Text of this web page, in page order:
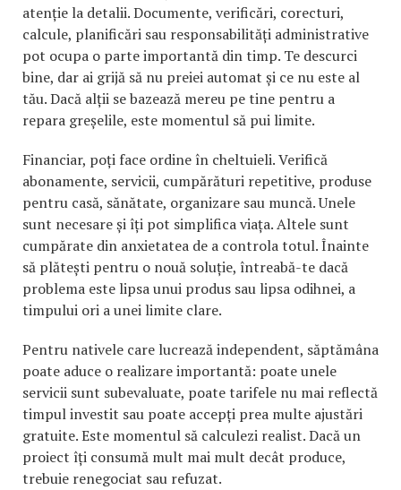
atenție la detalii. Documente, verificări, corecturi,
calcule, planificări sau responsabilități administrative
pot ocupa o parte importantă din timp. Te descurci
bine, dar ai grijă să nu preiei automat și ce nu este al
tău. Dacă alții se bazează mereu pe tine pentru a
repara greșelile, este momentul să pui limite.
Financiar, poți face ordine în cheltuieli. Verifică
abonamente, servicii, cumpărături repetitive, produse
pentru casă, sănătate, organizare sau muncă. Unele
sunt necesare și îți pot simplifica viața. Altele sunt
cumpărate din anxietatea de a controla totul. Înainte
să plătești pentru o nouă soluție, întreabă-te dacă
problema este lipsa unui produs sau lipsa odihnei, a
timpului ori a unei limite clare.
Pentru nativele care lucrează independent, săptămâna
poate aduce o realizare importantă: poate unele
servicii sunt subevaluate, poate tarifele nu mai reflectă
timpul investit sau poate accepți prea multe ajustări
gratuite. Este momentul să calculezi realist. Dacă un
proiect îți consumă mult mai mult decât produce,
trebuie renegociat sau refuzat.